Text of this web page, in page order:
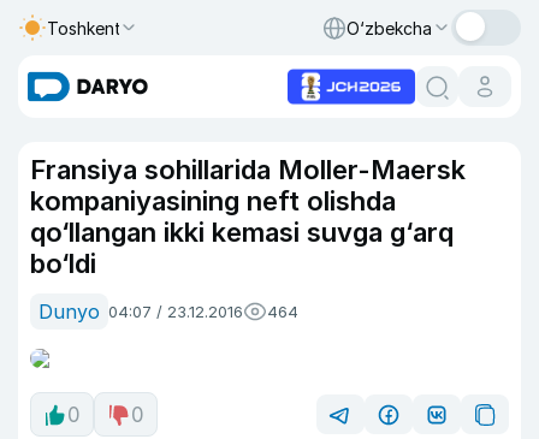
Toshkent O‘zbekcha
Fransiya sohillarida Moller-Maersk
kompaniyasining neft olishda
qo‘llangan ikki kemasi suvga g‘arq
bo‘ldi
Dunyo 04:07 / 23.12.2016 464
0 0